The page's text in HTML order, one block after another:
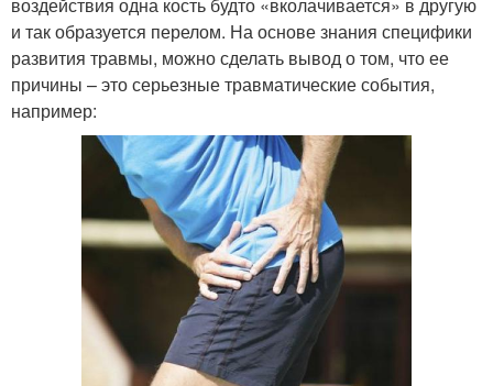
и так образуется перелом. На основе знания специфики
развития травмы, можно сделать вывод о том, что ее
причины – это серьезные травматические события,
например: